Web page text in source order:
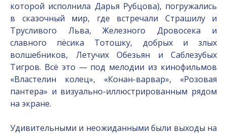
которой исполнила Дарья Рубцова), погружались
в сказочный мир, где встречали Страшилу и
Трусливого Льва, Железного Дровосека и
славного пёсика Тотошку, добрых и злых
волшебников, Летучих Обезьян и Саблезубых
Тигров. Всё это — под мелодии из кинофильмов
«Властелин колец», «Конан-варвар», «Розовая
пантера» и визуально-иллюстрированным рядом
на экране.
Удивительными и неожиданными были выходы на